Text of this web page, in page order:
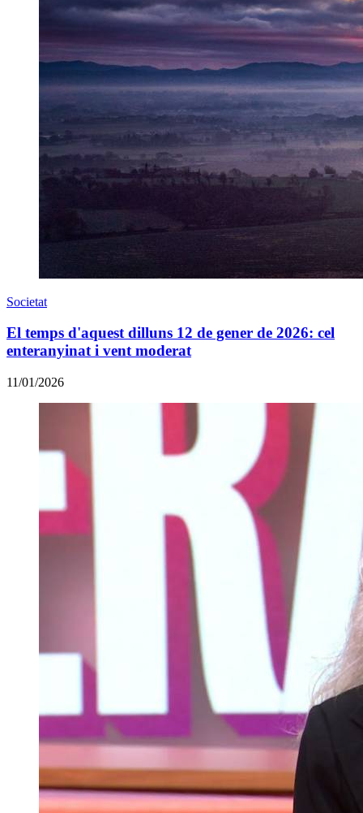
Societat
El temps d'aquest dilluns 12 de gener de 2026: cel
enteranyinat i vent moderat
11/01/2026